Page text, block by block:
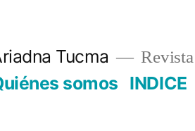
Tucma
somos INDICE